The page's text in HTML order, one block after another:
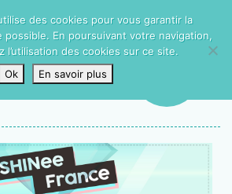
des cookies pour vous garantir la
possible. En poursuivant votre navigation,
l’utilisation des cookies sur ce site.
Ok
En savoir plus